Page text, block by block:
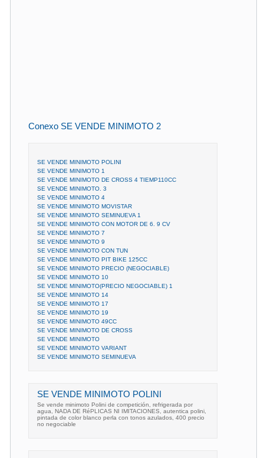
Conexo SE VENDE MINIMOTO 2
SE VENDE MINIMOTO POLINI
SE VENDE MINIMOTO 1
SE VENDE MINIMOTO DE CROSS 4 TIEMP110CC
SE VENDE MINIMOTO. 3
SE VENDE MINIMOTO 4
SE VENDE MINIMOTO MOVISTAR
SE VENDE MINIMOTO SEMINUEVA 1
SE VENDE MINIMOTO CON MOTOR DE 6. 9 CV
SE VENDE MINIMOTO 7
SE VENDE MINIMOTO 9
SE VENDE MINIMOTO CON TUN
SE VENDE MINIMOTO PIT BIKE 125CC
SE VENDE MINIMOTO PRECIO (NEGOCIABLE)
SE VENDE MINIMOTO 10
SE VENDE MINIMOTO(PRECIO NEGOCIABLE) 1
SE VENDE MINIMOTO 14
SE VENDE MINIMOTO 17
SE VENDE MINIMOTO 19
SE VENDE MINIMOTO 49CC
SE VENDE MINIMOTO DE CROSS
SE VENDE MINIMOTO
SE VENDE MINIMOTO VARIANT
SE VENDE MINIMOTO SEMINUEVA
SE VENDE MINIMOTO POLINI
Se vende minimoto Polini de competición, refrigerada por
agua, NADA DE RéPLICAS NI IMITACIONES, autentica polini,
pintada de color blanco perla con tonos azulados, 400 precio
no negociable